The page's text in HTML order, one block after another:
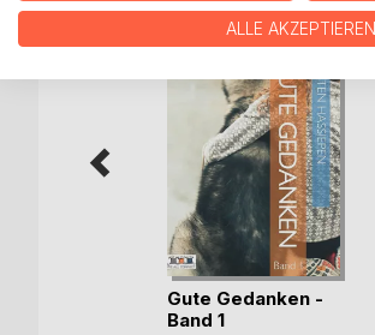
Gute Gedanken -
Band 1
ALLE AKZEPTIEREN